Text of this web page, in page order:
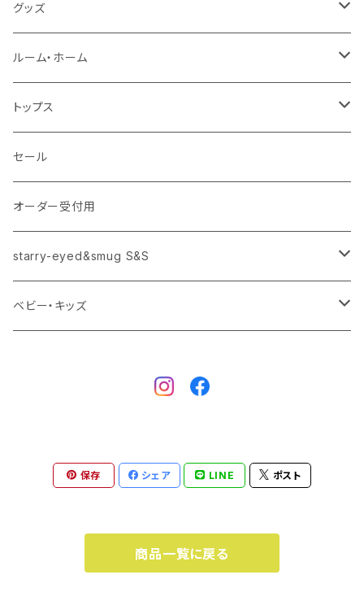
グッズ
タッセルgrowキーホルダー
風呂敷
ストール
ポーチ
トートバック
手ぬぐい
ルーム・ホーム
クッションカバー
エプロン
のれん
パネル
タオル
トップス
パーカ
Tシャツ
starry-eyed&smug S&S
ロンT
セール
オーダー受付用
starry-eyed&smug S&S
Tシャツ
ベビー・キッズ
保存 シェア LINE ポスト
商品一覧に戻る